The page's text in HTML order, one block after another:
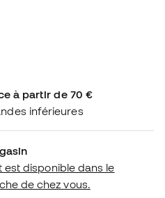
à partir de 70 €
inférieures
est disponible dans le
de chez vous.